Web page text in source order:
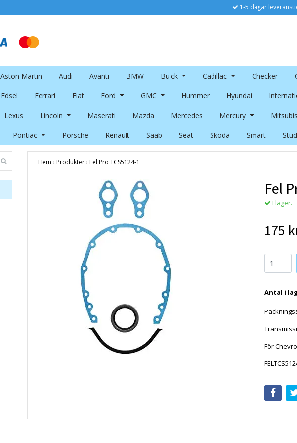
1-5 dagar
Aston Martin Audi Avanti BMW Buick Cadillac Checker
Edsel Ferrari Fiat Ford GMC Hummer Hyundai
Lexus Lincoln Maserati Mazda Mercedes Mercury
Pontiac Porsche Renault Saab Seat Skoda Smart
Hem › Produkter› Fel Pro TCS5124-1
Fel
I lager.
175
Antal i
För